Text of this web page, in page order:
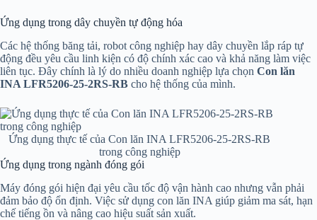
Ứng dụng trong dây chuyền tự động hóa
Các hệ thống băng tải, robot công nghiệp hay dây chuyền lắp ráp tự
động đều yêu cầu linh kiện có độ chính xác cao và khả năng làm việc
liên tục. Đây chính là lý do nhiều doanh nghiệp lựa chọn Con lăn
INA LFR5206-25-2RS-RB cho hệ thống của mình.
Ứng dụng thực tế của Con lăn INA LFR5206-25-2RS-RB
trong công nghiệp
Ứng dụng trong ngành đóng gói
Máy đóng gói hiện đại yêu cầu tốc độ vận hành cao nhưng vẫn phải
đảm bảo độ ổn định. Việc sử dụng con lăn INA giúp giảm ma sát, hạn
chế tiếng ồn và nâng cao hiệu suất sản xuất.